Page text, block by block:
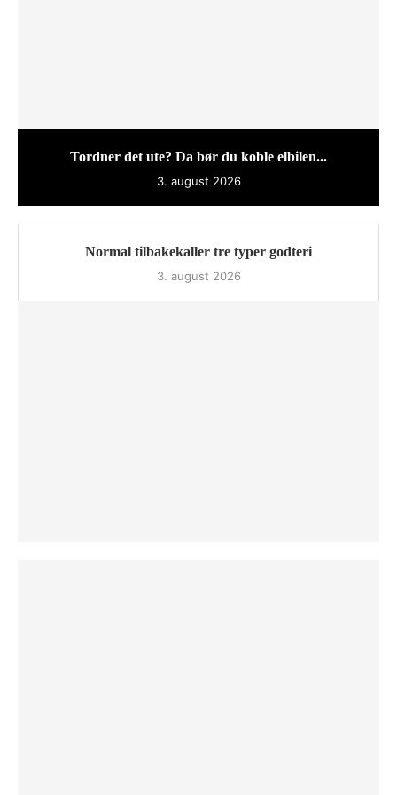
Tordner det ute? Da bør du koble elbilen...
3. august 2026
Normal tilbakekaller tre typer godteri
3. august 2026